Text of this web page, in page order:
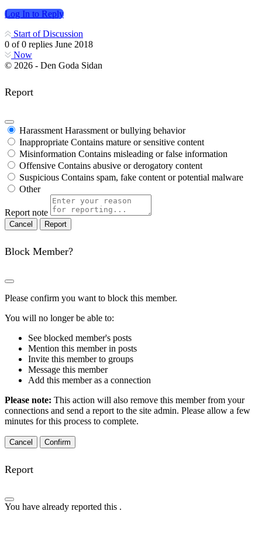
Log In to Reply
Start of Discussion
0 of0 replies June 2018
Now
© 2026 - Den Goda Sidan
Report
Harassment Harassment or bullying behavior
Inappropriate Contains mature or sensitive content
Misinformation Contains misleading or false information
Offensive Contains abusive or derogatory content
Suspicious Contains spam, fake content or potential malware
Other
Report note
Report
Block Member?
Please confirm you want to block this member.
You will no longer be able to:
See blocked member's posts
Mention this member in posts
Invite this member to groups
Message this member
Add this member as a connection
Please note: This action will also remove this member from your
connections and send a report to the site admin. Please allow a few
minutes for this process to complete.
Confirm
Report
You have already reported this .